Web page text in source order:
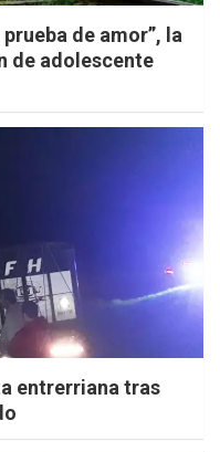
de amor”, la
de adolescente
entrerriana tras